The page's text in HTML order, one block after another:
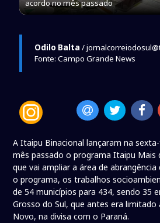
acordo no mês passado
Odilo Balta /
Fonte: Campo Grande News
A Itaipu Binacional lançaram na
mês passado o programa Itaipu Mais
que vai ampliar a área de abrangência
o programa, os trabalhos
de 54 municípios para 434, sendo 35
Grosso do Sul, que antes era limitado
Novo, na divisa com o Paraná.